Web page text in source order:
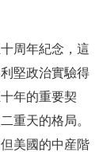
周年紀念，這
堅政治實驗得
年的重要契
重天的格局。
美國的中産階